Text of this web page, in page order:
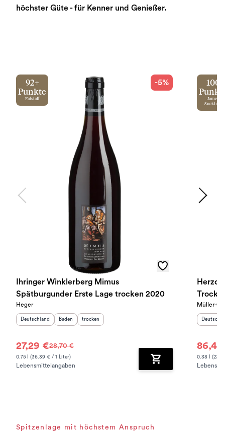
höchster Güte - für Kenner und Genießer.
92+
Punkte
Falstaff
-5%
Ihringer Winklerberg Mimus
Spätburgunder Erste Lage trocken 2020
Heger
Herkunftsland
Deutschland Herkunftsregion:
Baden Geschmack
trocken
27,29 €28,70 €
0.75 l (36.39 € / 1 Liter)
Lebensmittelangaben Zum Warenkorb
100
James
Suckling
Müller-
0.38 l
Spitzenlage mit höchstem Anspruch